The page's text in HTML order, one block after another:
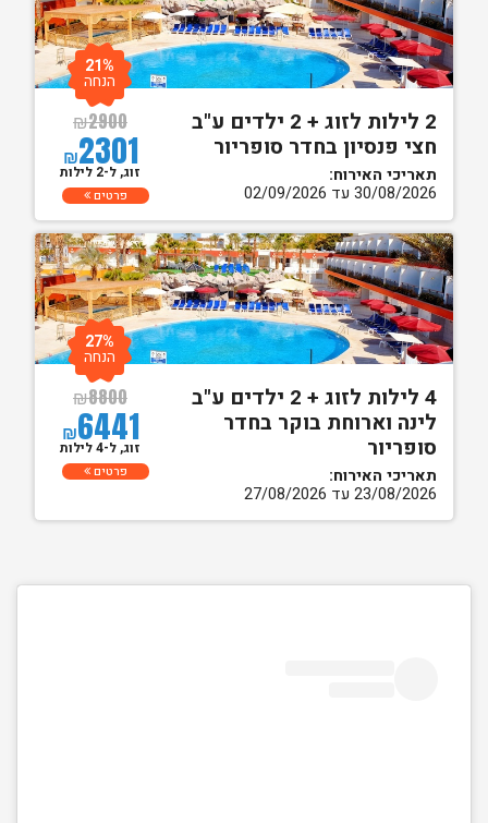
2 לילות לזוג + 2 ילדים ע"ב
חצי פנסיון בחדר סופריור
תאריכי האירוח:
30/08/2026 עד 02/09/2026
₪2900
₪2301
21%
הנחה
זוג, ל-2 לילות
פרטים
4 לילות לזוג + 2 ילדים ע"ב
לינה וארוחת בוקר בחדר
סופריור
תאריכי האירוח:
23/08/2026 עד 27/08/2026
₪8800
₪6441
27%
הנחה
זוג, ל-4 לילות
פרטים